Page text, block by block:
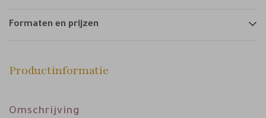
Formaten en prijzen
Productinformatie
Omschrijving